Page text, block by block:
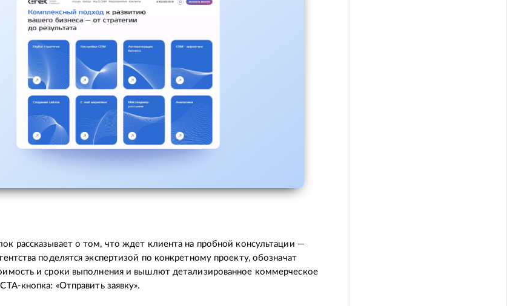
рассказывает о том, что ждет клиента на пробной консультации —
поделятся экспертизой по конкретному проекту, обозначат
и сроки выполнения и вышлют детализированное коммерческое
кнопка: «Отправить заявку».